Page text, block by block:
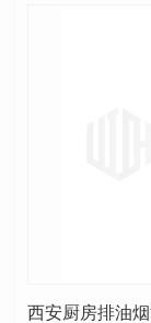
西安厨房排油